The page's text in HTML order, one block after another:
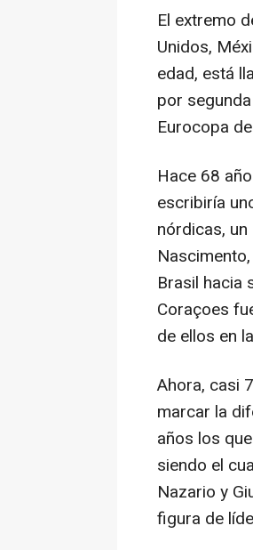
El extremo
Unidos,
edad, está
por
Eurocopa
Hace 68
escribiría
nórdicas,
Brasil hacia
Coraçoes
de ellos en
Ahora, casi
marcar la
años los
siendo el
Nazario y
figura de